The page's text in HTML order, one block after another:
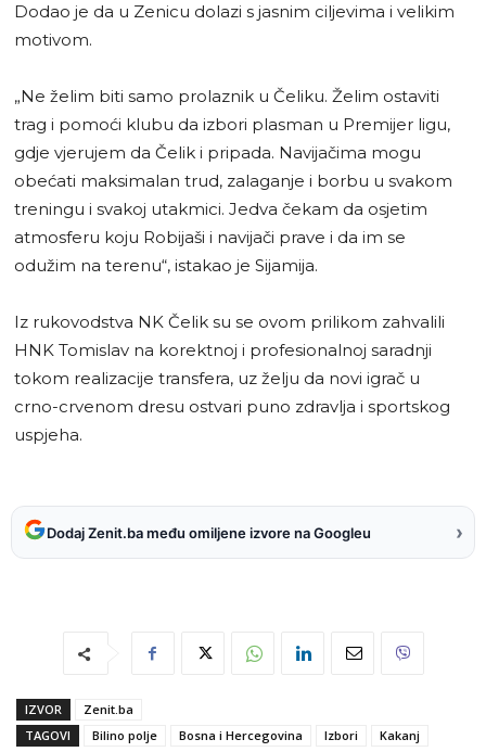
Dodao je da u Zenicu dolazi s jasnim ciljevima i velikim
motivom.
„Ne želim biti samo prolaznik u Čeliku. Želim ostaviti
trag i pomoći klubu da izbori plasman u Premijer ligu,
gdje vjerujem da Čelik i pripada. Navijačima mogu
obećati maksimalan trud, zalaganje i borbu u svakom
treningu i svakoj utakmici. Jedva čekam da osjetim
atmosferu koju Robijaši i navijači prave i da im se
odužim na terenu“, istakao je Sijamija.
Iz rukovodstva NK Čelik su se ovom prilikom zahvalili
HNK Tomislav na korektnoj i profesionalnoj saradnji
tokom realizacije transfera, uz želju da novi igrač u
crno-crvenom dresu ostvari puno zdravlja i sportskog
uspjeha.
Dodaj Zenit.ba među omiljene izvore na Googleu ›
IZVOR
Zenit.ba
TAGOVI
Bilino polje Bosna i Hercegovina Izbori
Kakanj